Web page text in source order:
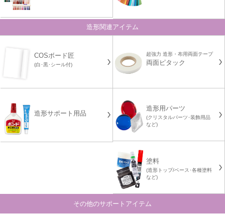
造形関連アイテム
COSボード匠
(白･黒･シール付)
超強力 造形・布用両面テープ
両面ピタック
造形サポート用品
造形用パーツ
(クリスタルパーツ･装飾用品
など)
塗料
(造形トップ/ベース･各種塗料
など)
その他のサポートアイテム